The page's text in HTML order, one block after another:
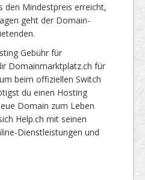
den Mindestpreis erreicht,
geht der Domain-
Gebühr für
Domainmarktplatz.ch für
beim offiziellen Switch
du einen Hosting
Domain zum Leben
Help.ch mit seinen
Dienstleistungen und